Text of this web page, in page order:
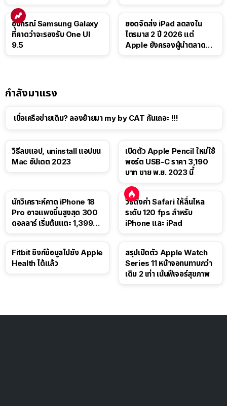
อุปกรณ์ Samsung Galaxy
ที่คาดว่าจะรองรับ One UI
9.5
ยอดจัดส่ง iPad ลดลงใน
ไตรมาส 2 ปี 2026 แต่
Apple ยังครองผู้นำตลาด
กำลังมาแรง
เบื่อเครือข่ายเดิม? ลองย้ายมา my by CAT กันเถอะ !!!
วิธีลบแอป, uninstall แอปบน
Mac อัปเดต 2023
เปิดตัว Apple Pencil ใหม่ใช้
พอร์ต USB-C ราคา 3,190
บาท ขาย พ.ย. 2023 นี้
นักวิเคราะห์คาด iPhone 18
Pro อาจแพงขึ้นสูงสุด 300
ดอลลาร์ เริ่มต้นแตะ 1,399
วิธีตั้งค่า Safari ให้ลื่นไหล
ระดับ 120 fps สำหรับ
iPhone และ iPad
Fitbit ซิงก์ข้อมูลไปยัง Apple
Health ได้แล้ว
สรุปเปิดตัว Apple Watch
Series 11 หน้าจอทนทานกว่า
เดิม 2 เท่า เน้นฟีเจอร์สุขภาพ